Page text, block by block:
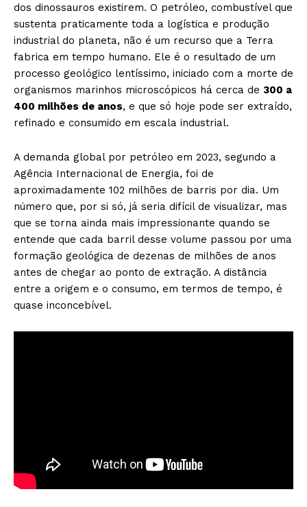
dos dinossauros existirem. O petróleo, combustível que
sustenta praticamente toda a logística e produção
industrial do planeta, não é um recurso que a Terra
fabrica em tempo humano. Ele é o resultado de um
processo geológico lentíssimo, iniciado com a morte de
organismos marinhos microscópicos há cerca de 300 a
400 milhões de anos, e que só hoje pode ser extraído,
refinado e consumido em escala industrial.
A demanda global por petróleo em 2023, segundo a
Agência Internacional de Energia, foi de
aproximadamente 102 milhões de barris por dia. Um
número que, por si só, já seria difícil de visualizar, mas
que se torna ainda mais impressionante quando se
entende que cada barril desse volume passou por uma
formação geológica de dezenas de milhões de anos
antes de chegar ao ponto de extração. A distância
entre a origem e o consumo, em termos de tempo, é
quase inconcebível.